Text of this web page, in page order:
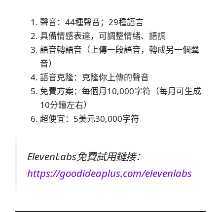
聲音：44種聲音；29種語言
具備情感表達，可調整情緒、語調
語音轉語音（上傳一段語音，轉成另一個聲
音）
語音克隆：克隆你上傳的聲音
免費方案：每個月10,000字符（每月可生成
10分鐘左右）
超便宜：5美元30,000字符
ElevenLabs免費試用鏈接：
https://goodideaplus.com/elevenlabs